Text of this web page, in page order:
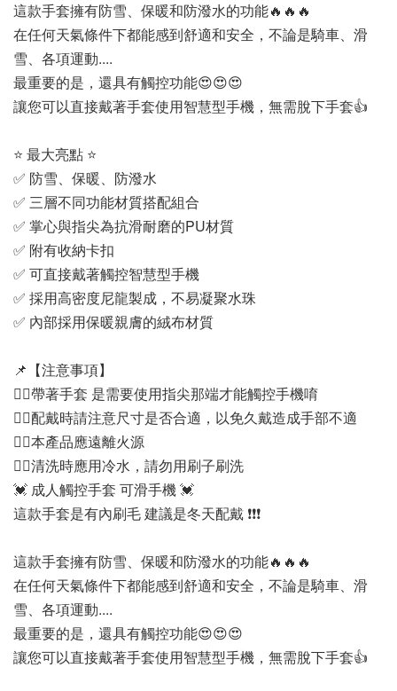
這款手套擁有防雪、保暖和防潑水的功能🔥🔥🔥
在任何天氣條件下都能感到舒適和安全，不論是騎車、滑
雪、各項運動....
最重要的是，還具有觸控功能😍😍😍
讓您可以直接戴著手套使用智慧型手機，無需脫下手套👍
⭐ 最大亮點 ⭐
✅ 防雪、保暖、防潑水
✅ 三層不同功能材質搭配組合
✅ 掌心與指尖為抗滑耐磨的PU材質
✅ 附有收納卡扣
✅ 可直接戴著觸控智慧型手機
✅ 採用高密度尼龍製成，不易凝聚水珠
✅ 內部採用保暖親膚的絨布材質
📌【注意事項】
👉🏻帶著手套 是需要使用指尖那端才能觸控手機唷
👉🏻配戴時請注意尺寸是否合適，以免久戴造成手部不適
👉🏻本產品應遠離火源
👉🏻清洗時應用冷水，請勿用刷子刷洗
💓 成人觸控手套 可滑手機 💓
這款手套是有內刷毛 建議是冬天配戴 ❗️❗️❗️
這款手套擁有防雪、保暖和防潑水的功能🔥🔥🔥
在任何天氣條件下都能感到舒適和安全，不論是騎車、滑
雪、各項運動....
最重要的是，還具有觸控功能😍😍😍
讓您可以直接戴著手套使用智慧型手機，無需脫下手套👍